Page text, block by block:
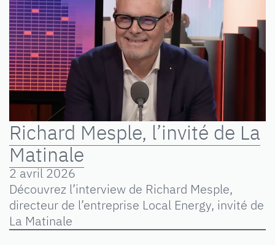
Richard Mesple, l’invité de La
Matinale
2 avril 2026
Découvrez l’interview de Richard Mesple,
directeur de l’entreprise Local Energy, invité de
La Matinale